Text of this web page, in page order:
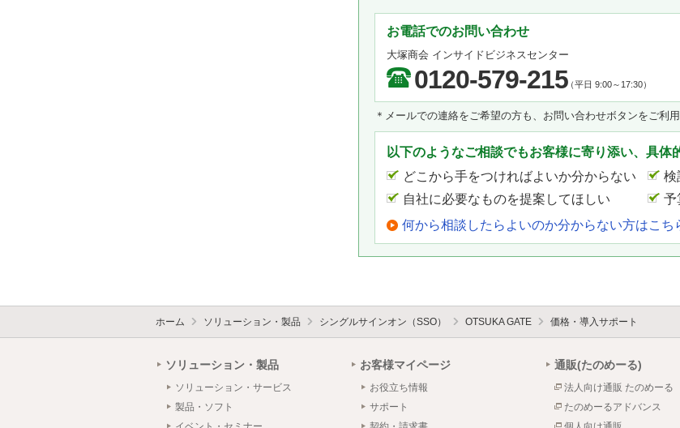
お電話でのお問い合わせ
大塚商会 インサイドビジネスセンター
0120-579-215（平日 9:00～17:30）
＊メールでの連絡をご希望の方も、お問い合わせボタンをご利用
以下のようなご相談でもお客様に寄り添い、具体
どこから手をつければよいか分からない
検
自社に必要なものを提案してほしい
予
何から相談したらよいのか分からない方はこち
ホーム ソリューション・製品 シングルサインオン（SSO） OTSUKA GATE 価格・導入サポート
ソリューション・製品
ソリューション・サービス
製品・ソフト
お客様マイページ
お役立ち情報
サポート
通販(たのめーる)
法人向け通販 たのめーる
たのめーるアドバンス